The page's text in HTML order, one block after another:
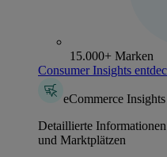
15.000+ Marken
Consumer Insights
eCommerce Insights
Detaillierte
und Marktplätzen